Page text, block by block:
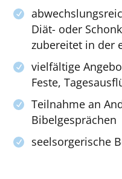
Diät- oder
zubereitet in der
vielfältige
Feste,
Teilnahme an
Bibelgesprächen
seelsorgerische